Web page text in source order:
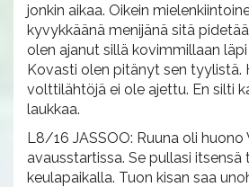
jonkin aikaa. Oikein
kyvykkäänä menijänä sitä
olen ajanut sillä kovimmillaan läpi
Kovasti olen pitänyt sen tyylistä.
volttilähtöjä ei ole ajettu. En silti
laukkaa.
L8/16 JASSOO: Ruuna oli huono
avausstartissa. Se pullasi itsensä
keulapaikalla. Tuon kisan saa